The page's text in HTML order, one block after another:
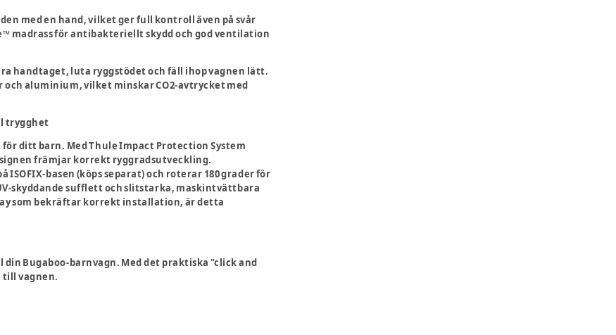
med en hand, vilket ger full kontroll även på svår
madrass för antibakteriellt skydd och god ventilation
handtaget, luta ryggstödet och fäll ihop vagnen lätt.
aluminium, vilket minskar CO2-avtrycket med
trygghet
ditt barn. Med Thule Impact Protection System
främjar korrekt ryggradsutveckling.
basen (köps separat) och roterar 180 grader för
skyddande sufflett och slitstarka, maskintvättbara
som bekräftar korrekt installation, är detta
Bugaboo-barnvagn. Med det praktiska "click and
till vagnen.